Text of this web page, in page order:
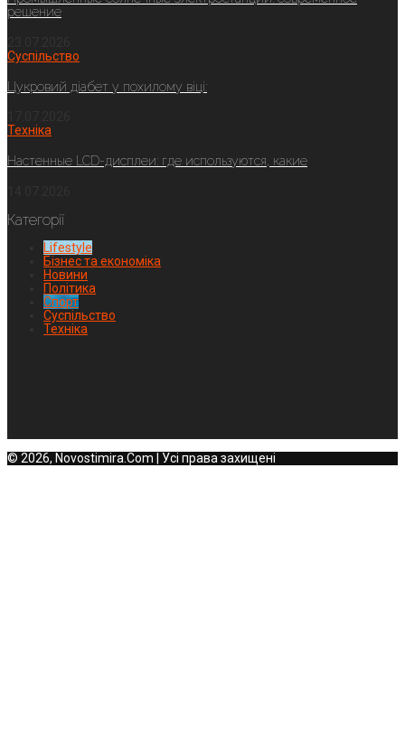
решение
Суспільство
Цукровий діабет у похилому віці:
Техніка
Настенные LCD-дисплеи: где используются, какие
Категорії
Lifestyle
Бізнес та економіка
Новини
Політика
Спорт
Суспільство
Техніка
© 2026, Novostimira.Com | Усі права захищені